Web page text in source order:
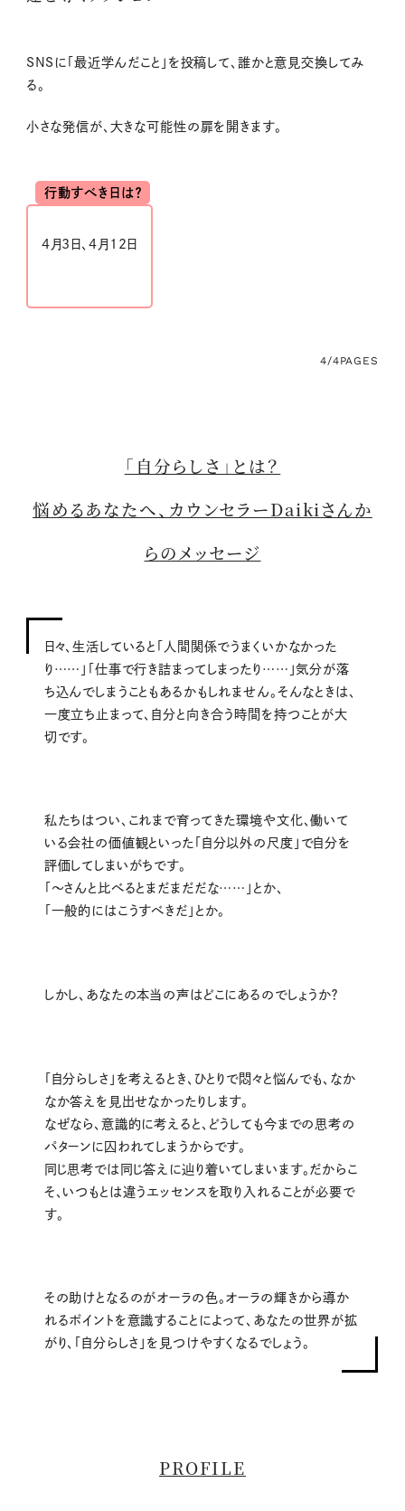
SNSに「最近学んだこと」を投稿して、誰かと意見交換してみ
る。
小さな発信が、大きな可能性の扉を開きます。
行動すべき日は？
4月 3 日、 4 月 12 日
4/4PAGES
「自分らしさ」とは？
悩めるあなたへ、カウンセラーDaikiさんか
らのメッセージ
日々、生活していると「人間関係でうまくいかなかった
り……」「仕事で行き詰まってしまったり……」気分が落
ち込んでしまうこともあるかもしれません。そんなときは、
一度立ち止まって、自分と向き合う時間を持つことが大
切です。
私たちはつい、これまで育ってきた環境や文化、働いて
いる会社の価値観といった「自分以外の尺度」で自分を
評価してしまいがちです。
「〜さんと比べるとまだまだだな……」とか、
「一般的にはこうすべきだ」とか。
しかし、あなたの本当の声はどこにあるのでしょうか？
「自分らしさ」を考えるとき、ひとりで悶々と悩んでも、なか
なか答えを見出せなかったりします。
なぜなら、意識的に考えると、どうしても今までの思考の
パターンに囚われてしまうからです。
同じ思考では同じ答えに辿り着いてしまいます。だからこ
そ、いつもとは違うエッセンスを取り入れることが必要で
す。
その助けとなるのがオーラの色。オーラの輝きから導か
れるポイントを意識することによって、あなたの世界が拡
がり、「自分らしさ」を見つけやすくなるでしょう。
PROFILE